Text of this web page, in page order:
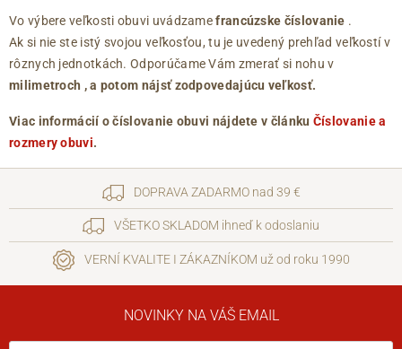
Vo výbere veľkosti obuvi uvádzamefrancúzske číslovanie .
Ak si nie ste istý svojou veľkosťou, tu je uvedený prehľad veľkostí v
rôznych jednotkách. Odporúčame Vám zmerať si nohu v
milimetroch , a potom nájsť zodpovedajúcu veľkosť.
Viac informácií o číslovanie obuvi nájdete v článku Číslovanie a
rozmery obuvi.
DOPRAVA ZADARMO nad 39 €
VŠETKO SKLADOM ihneď k odoslaniu
VERNÍ KVALITE I ZÁKAZNÍKOM už od roku 1990
NOVINKY NA VÁŠ EMAIL